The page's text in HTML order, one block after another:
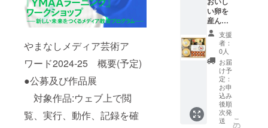
やまなしメディア芸術ア
ワード2024-25 概要(予定)
●公募及び作品展
対象作品:ウェブ上で閲
覧、実行、動作、記録を確
として
も人気
があり
ます。
【生産
者の
声】 明
治23年5
月、創
業者大
村治作
は自宅
内容量
サント
リー南
アルプ
ス天然
水
550ml
ペット
(1ケー
ス24本
入) ■原
産地 山
パンに
も相性
抜群!
“もも
肉”ス
モーク
は、地
鶏なら
ではの
上質な
脂が食
欲をそ
そりま
い卵を
産んで
くれる
鶏たち
へ、パ
セリ、
バジ
ル、
ローズ
マリー
などを
配合し
支援
者：
0人
お届
け予
定：
お申
込み
後順
次発
送
こ
の